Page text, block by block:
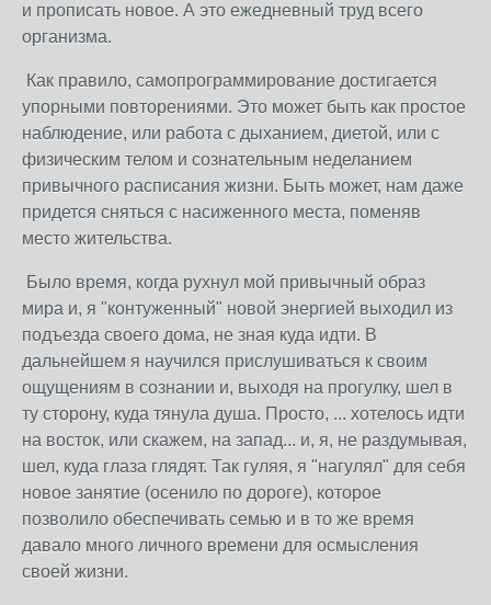
и прописать новое. А это ежедневный труд всего
организма.
Как правило, самопрограммирование достигается
упорными повторениями. Это может быть как простое
наблюдение, или работа с дыханием, диетой, или с
физическим телом и сознательным неделанием
привычного расписания жизни. Быть может, нам даже
придется сняться с насиженного места, поменяв
место жительства.
Было время, когда рухнул мой привычный образ
мира и, я "контуженный" новой энергией выходил из
подъезда своего дома, не зная куда идти. В
дальнейшем я научился прислушиваться к своим
ощущениям в сознании и, выходя на прогулку, шел в
ту сторону, куда тянула душа. Просто, ... хотелось идти
на восток, или скажем, на запад... и, я, не раздумывая,
шел, куда глаза глядят. Так гуляя, я "нагулял" для себя
новое занятие (осенило по дороге), которое
позволило обеспечивать семью и в то же время
давало много личного времени для осмысления
своей жизни.